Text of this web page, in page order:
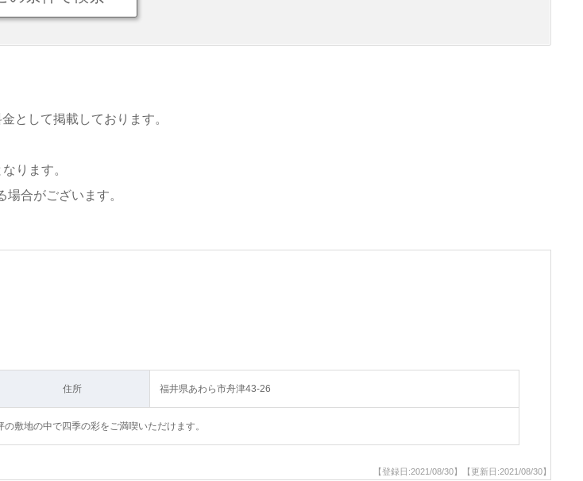
として掲載しております。
ります。
合がございます。
住所 福井県あわら市舟津43-26
敷地の中で四季の彩をご満喫いただけます。
【登録日:2021/08/30】【更新日:2021/08/30】